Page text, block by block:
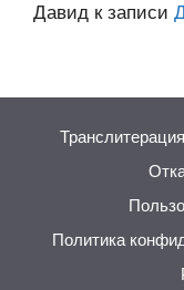
Давид к записи
Политика